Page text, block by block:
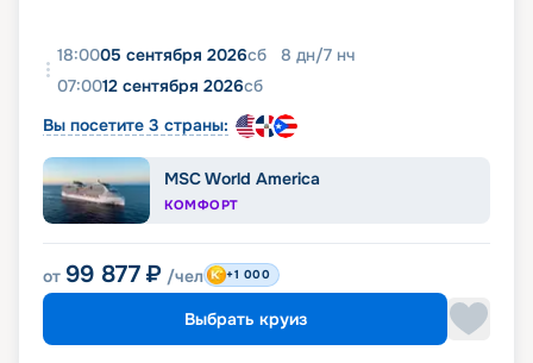
18:0005 сентября 2026сб 8 дн/7 нч
07:0012 сентября 2026сб
Вы посетите 3 страны:
MSC World America
КОМФОРТ
от 99 877 ₽ /чел +1 000
Выбрать круиз